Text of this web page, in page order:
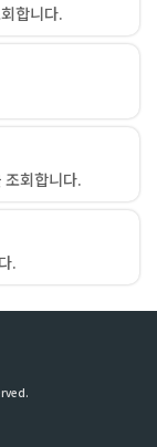
합니다.
회합니다.
.